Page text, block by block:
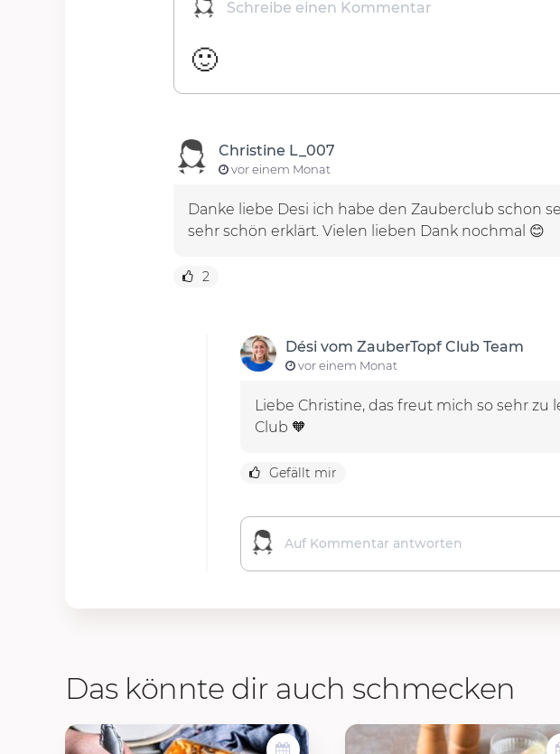
🙂
Christine L_007
vor einem Monat
Danke liebe Desi ich habe den Zauberclub schon
sehr schön erklärt. Vielen lieben Dank nochmal 😊
2
Dési vom ZauberTopf Club Team
vor einem Monat
Liebe Christine, das freut mich so sehr
Club 🧡
Gefällt mir
Das könnte dir auch schmecken